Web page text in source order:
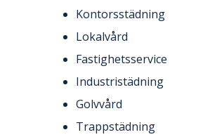
Kontorsstädning
Lokalvård
Fastighetsservice
Industristädning
Golvvård
Trappstädning